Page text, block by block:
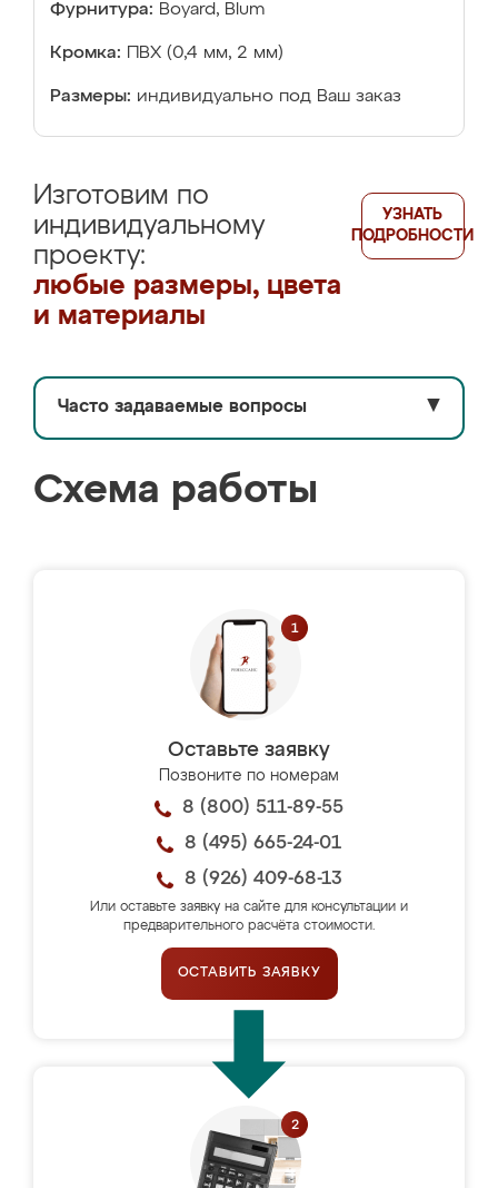
Фурнитура: Boyard, Blum
Кромка: ПВХ (0,4 мм, 2 мм)
Размеры: индивидуально под Ваш заказ
Изготовим по
индивидуальному
проекту:
любые размеры, цвета
и материалы
УЗНАТЬ
ПОДРОБНОСТИ
Часто задаваемые вопросы ▼
Схема работы
Оставьте заявку
Позвоните по номерам
8 (800) 511-89-55
8 (495) 665-24-01
8 (926) 409-68-13
Или оставьте заявку на сайте для консультации и
предварительного расчёта стоимости.
ОСТАВИТЬ ЗАЯВКУ